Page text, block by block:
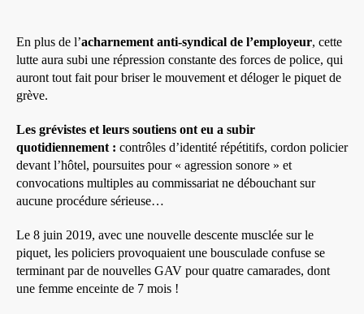
En plus de l’acharnement anti-syndical de l’employeur, cette
lutte aura subi une répression constante des forces de police, qui
auront tout fait pour briser le mouvement et déloger le piquet de
grève.
Les grévistes et leurs soutiens ont eu a subir
quotidiennement : contrôles d’identité répétitifs, cordon policier
devant l’hôtel, poursuites pour « agression sonore » et
convocations multiples au commissariat ne débouchant sur
aucune procédure sérieuse…
Le 8 juin 2019, avec une nouvelle descente musclée sur le
piquet, les policiers provoquaient une bousculade confuse se
terminant par de nouvelles GAV pour quatre camarades, dont
une femme enceinte de 7 mois !